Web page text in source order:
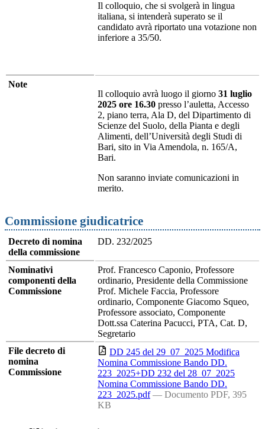
Il colloquio, che si svolgerà in lingua
italiana, si intenderà superato se il
candidato avrà riportato una votazione non
inferiore a 35/50.
Note
Il colloquio avrà luogo il giorno 31 luglio
2025 ore 16.30 presso l’auletta, Accesso
2, piano terra, Ala D, del Dipartimento di
Scienze del Suolo, della Pianta e degli
Alimenti, dell’Università degli Studi di
Bari, sito in Via Amendola, n. 165/A,
Bari.
Non saranno inviate comunicazioni in
merito.
Commissione giudicatrice
Decreto di nomina
della commissione
DD. 232/2025
Nominativi
componenti della
Commissione
Prof. Francesco Caponio, Professore
ordinario, Presidente della Commissione
Prof. Michele Faccia, Professore
ordinario, Componente Giacomo Squeo,
Professore associato, Componente
Dott.ssa Caterina Pacucci, PTA, Cat. D,
Segretario
File decreto di
nomina
Commissione
DD 245 del 29_07_2025 Modifica
Nomina Commissione Bando DD.
223_2025+DD 232 del 28_07_2025
Nomina Commissione Bando DD.
223_2025.pdf — Documento PDF, 395
KB